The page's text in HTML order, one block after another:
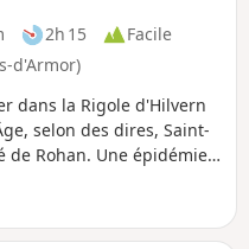
2h 15
Facile
d'Armor)
dans la Rigole d'Hilvern
selon des dires, Saint-
de Rohan. Une épidémie
de fièvre typhoïde